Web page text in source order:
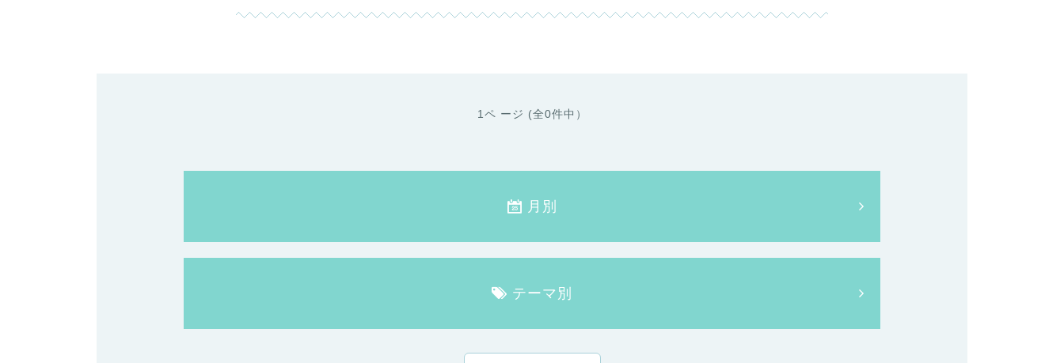
1ペ ージ (全0件中）
月別
テーマ別